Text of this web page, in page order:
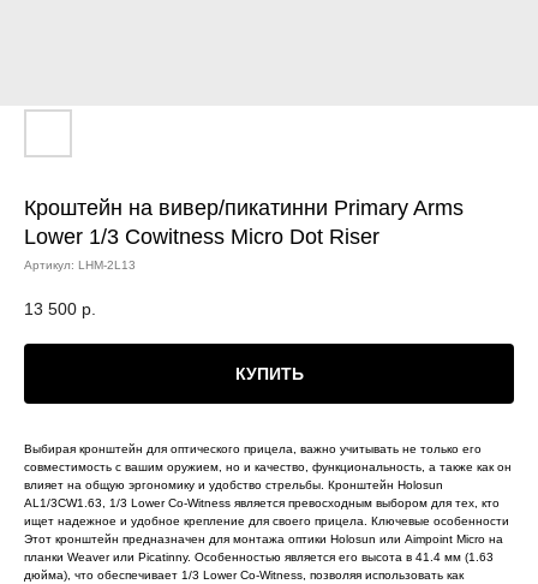
Кроштейн на вивер/пикатинни Primary Arms
Lower 1/3 Cowitness Micro Dot Riser
Артикул: LHM-2L13
13 500 р.
КУПИТЬ
Выбирая кронштейн для оптического прицела, важно учитывать не только его
совместимость с вашим оружием, но и качество, функциональность, а также как он
влияет на общую эргономику и удобство стрельбы. Кронштейн Holosun
AL1/3CW1.63, 1/3 Lower Co-Witness является превосходным выбором для тех, кто
ищет надежное и удобное крепление для своего прицела. Ключевые особенности
Этот кронштейн предназначен для монтажа оптики Holosun или Aimpoint Micro на
планки Weaver или Picatinny. Особенностью является его высота в 41.4 мм (1.63
дюйма), что обеспечивает 1/3 Lower Co-Witness, позволяя использовать как